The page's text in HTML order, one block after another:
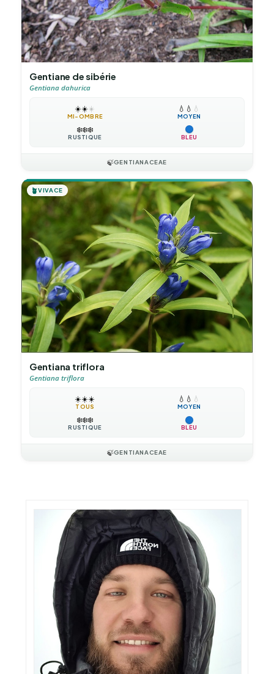
Gentiane de sibérie
Gentiana dahurica
☀️☀️☀️
MI-OMBRE
💧 💧 💧
MOYEN
❄️❄️❄️
RUSTIQUE BLEU
🍃GENTIANACEAE
🪴VIVACE
Gentiana triflora
Gentiana triflora
☀️☀️☀️
TOUS
💧 💧 💧
MOYEN
❄️❄️❄️
RUSTIQUE BLEU
🍃GENTIANACEAE